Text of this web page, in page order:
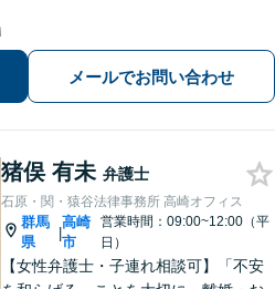
気軽にご相談ください。
メールでお問い合わせ
猪俣 有未 弁護士
石原・関・猿谷法律事務所 高崎オフィス
群馬
県
|
高崎
市
営業時間：09:00~12:00（平
日）
【女性弁護士・子連れ相談可】「不安